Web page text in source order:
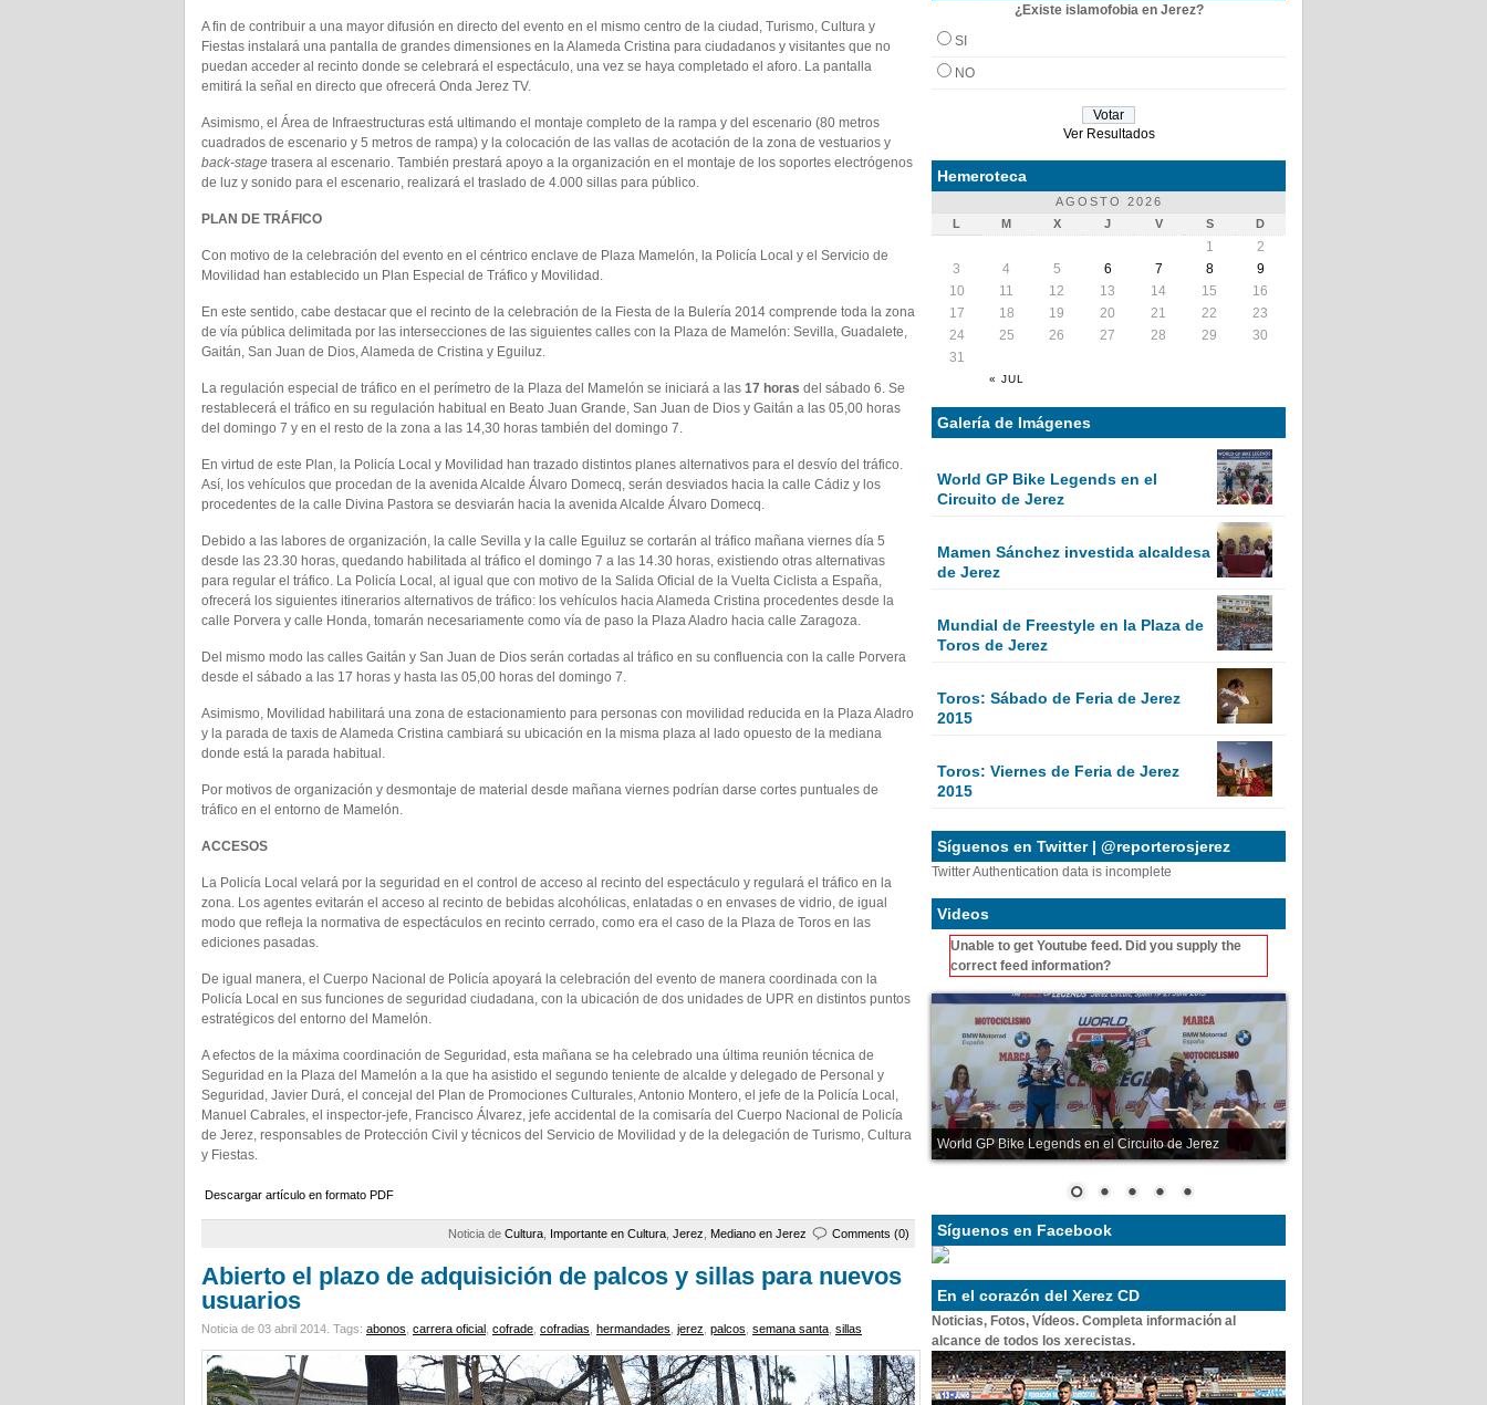
A fin de contribuir a una mayor difusión en directo del evento en el mismo centro de la ciudad, Turismo, Cultura y
Fiestas instalará una pantalla de grandes dimensiones en la Alameda Cristina para ciudadanos y visitantes que no
puedan acceder al recinto donde se celebrará el espectáculo, una vez se haya completado el aforo. La pantalla
emitirá la señal en directo que ofrecerá Onda Jerez TV.
Asimismo, el Área de Infraestructuras está ultimando el montaje completo de la rampa y del escenario (80 metros
cuadrados de escenario y 5 metros de rampa) y la colocación de las vallas de acotación de la zona de vestuarios y
back-stage trasera al escenario. También prestará apoyo a la organización en el montaje de los soportes electrógenos
de luz y sonido para el escenario, realizará el traslado de 4.000 sillas para público.
PLAN DE TRÁFICO
Con motivo de la celebración del evento en el céntrico enclave de Plaza Mamelón, la Policía Local y el Servicio de
Movilidad han establecido un Plan Especial de Tráfico y Movilidad.
En este sentido, cabe destacar que el recinto de la celebración de la Fiesta de la Bulería 2014 comprende toda la zona
de vía pública delimitada por las intersecciones de las siguientes calles con la Plaza de Mamelón: Sevilla, Guadalete,
Gaitán, San Juan de Dios, Alameda de Cristina y Eguiluz.
La regulación especial de tráfico en el perímetro de la Plaza del Mamelón se iniciará a las 17 horas del sábado 6. Se
restablecerá el tráfico en su regulación habitual en Beato Juan Grande, San Juan de Dios y Gaitán a las 05,00 horas
del domingo 7 y en el resto de la zona a las 14,30 horas también del domingo 7.
En virtud de este Plan, la Policía Local y Movilidad han trazado distintos planes alternativos para el desvío del tráfico.
Así, los vehículos que procedan de la avenida Alcalde Álvaro Domecq, serán desviados hacia la calle Cádiz y los
procedentes de la calle Divina Pastora se desviarán hacia la avenida Alcalde Álvaro Domecq.
Debido a las labores de organización, la calle Sevilla y la calle Eguiluz se cortarán al tráfico mañana viernes día 5
desde las 23.30 horas, quedando habilitada al tráfico el domingo 7 a las 14.30 horas, existiendo otras alternativas
para regular el tráfico. La Policía Local, al igual que con motivo de la Salida Oficial de la Vuelta Ciclista a España,
ofrecerá los siguientes itinerarios alternativos de tráfico: los vehículos hacia Alameda Cristina procedentes desde la
calle Porvera y calle Honda, tomarán necesariamente como vía de paso la Plaza Aladro hacia calle Zaragoza.
Del mismo modo las calles Gaitán y San Juan de Dios serán cortadas al tráfico en su confluencia con la calle Porvera
desde el sábado a las 17 horas y hasta las 05,00 horas del domingo 7.
Asimismo, Movilidad habilitará una zona de estacionamiento para personas con movilidad reducida en la Plaza Aladro
y la parada de taxis de Alameda Cristina cambiará su ubicación en la misma plaza al lado opuesto de la mediana
donde está la parada habitual.
Por motivos de organización y desmontaje de material desde mañana viernes podrían darse cortes puntuales de
tráfico en el entorno de Mamelón.
ACCESOS
La Policía Local velará por la seguridad en el control de acceso al recinto del espectáculo y regulará el tráfico en la
zona. Los agentes evitarán el acceso al recinto de bebidas alcohólicas, enlatadas o en envases de vidrio, de igual
modo que refleja la normativa de espectáculos en recinto cerrado, como era el caso de la Plaza de Toros en las
ediciones pasadas.
De igual manera, el Cuerpo Nacional de Policía apoyará la celebración del evento de manera coordinada con la
Policía Local en sus funciones de seguridad ciudadana, con la ubicación de dos unidades de UPR en distintos puntos
estratégicos del entorno del Mamelón.
A efectos de la máxima coordinación de Seguridad, esta mañana se ha celebrado una última reunión técnica de
Seguridad en la Plaza del Mamelón a la que ha asistido el segundo teniente de alcalde y delegado de Personal y
Seguridad, Javier Durá, el concejal del Plan de Promociones Culturales, Antonio Montero, el jefe de la Policía Local,
Manuel Cabrales, el inspector-jefe, Francisco Álvarez, jefe accidental de la comisaría del Cuerpo Nacional de Policía
de Jerez, responsables de Protección Civil y técnicos del Servicio de Movilidad y de la delegación de Turismo, Cultura
y Fiestas.
Descargar artículo en formato PDF
Noticia de Cultura Importante en Cultura Jerez Mediano en Jerez Comments (0)
Abierto el plazo de adquisición de palcos y sillas para nuevos
usuarios
Noticia de 03 abril 2014. Tags: abonos carrera oficial cofrade cofradias hermandades jerez palcos semana santa sillas
¿Existe islamofobia en Jerez?
SI
NO
Ver Resultados
Hemeroteca
AGOSTO 2026
L
M X J V S D
« JUL
1
2
3
4 5 6 7 8
9
10
11 12 13 14 15
16
17
18 19 20 21 22
23
24
25 26 27 28 29
30
31
Galería de Imágenes
World GP Bike Legends en el
Circuito de Jerez
Mamen Sánchez investida alcaldesa
de Jerez
Mundial de Freestyle en la Plaza de
Toros de Jerez
Toros: Sábado de Feria de Jerez
2015
Toros: Viernes de Feria de Jerez
2015
Síguenos en Twitter | @reporterosjerez
Twitter Authentication data is incomplete
Videos
Unable to get Youtube feed. Did you supply the
correct feed information?
World GP Bike Legends en el Circuito de Jerez
Síguenos en Facebook
En el corazón del Xerez CD
Noticias, Fotos, Vídeos. Completa información al
alcance de todos los xerecistas.